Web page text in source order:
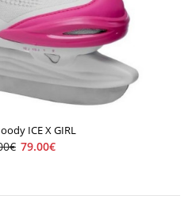
Moody Ice Girl
75.00€
EES Easy Entry System
Mem..
ICE X GIRL
79.00€